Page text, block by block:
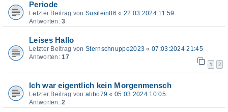
Periode
Letzter Beitrag von Susilein86 « 22:03:2024 11:59
Antworten:3
Leises Hallo
Letzter Beitrag von Sternschnuppe2023 «07:03:2024 21:45
Antworten:17
1 2
Ich war eigentlich kein Morgenmensch
Letzter Beitrag von alibo79 «05:03:2024 10:05
Antworten:2